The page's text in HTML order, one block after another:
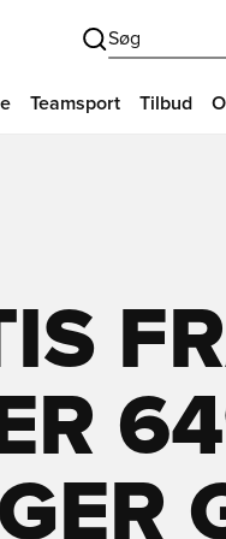
Søg
Teamsport Tilbud